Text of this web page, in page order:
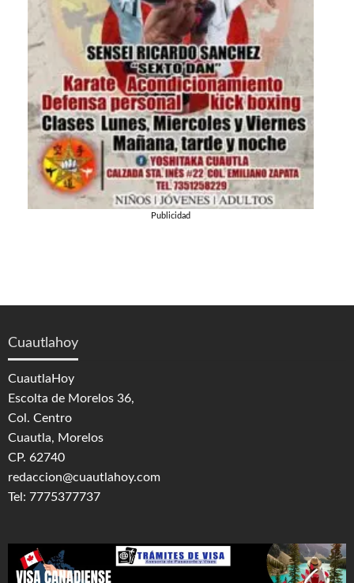
Publicidad
Cuautlahoy
CuautlaHoy
Escolta de Morelos 36,
Col. Centro
Cuautla, Morelos
CP. 62740
redaccion@cuautlahoy.com
Tel: 7775377737